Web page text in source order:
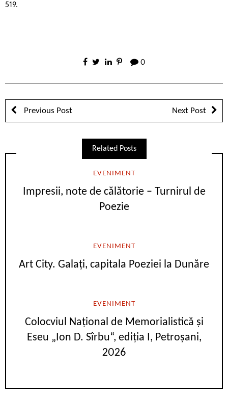
519.
0
Previous Post Next Post
Related Posts
EVENIMENT
Impresii, note de călătorie – Turnirul de
Poezie
EVENIMENT
Art City. Galați, capitala Poeziei la Dunăre
EVENIMENT
Colocviul Național de Memorialistică și
Eseu „Ion D. Sîrbu“, ediția I, Petroșani,
2026